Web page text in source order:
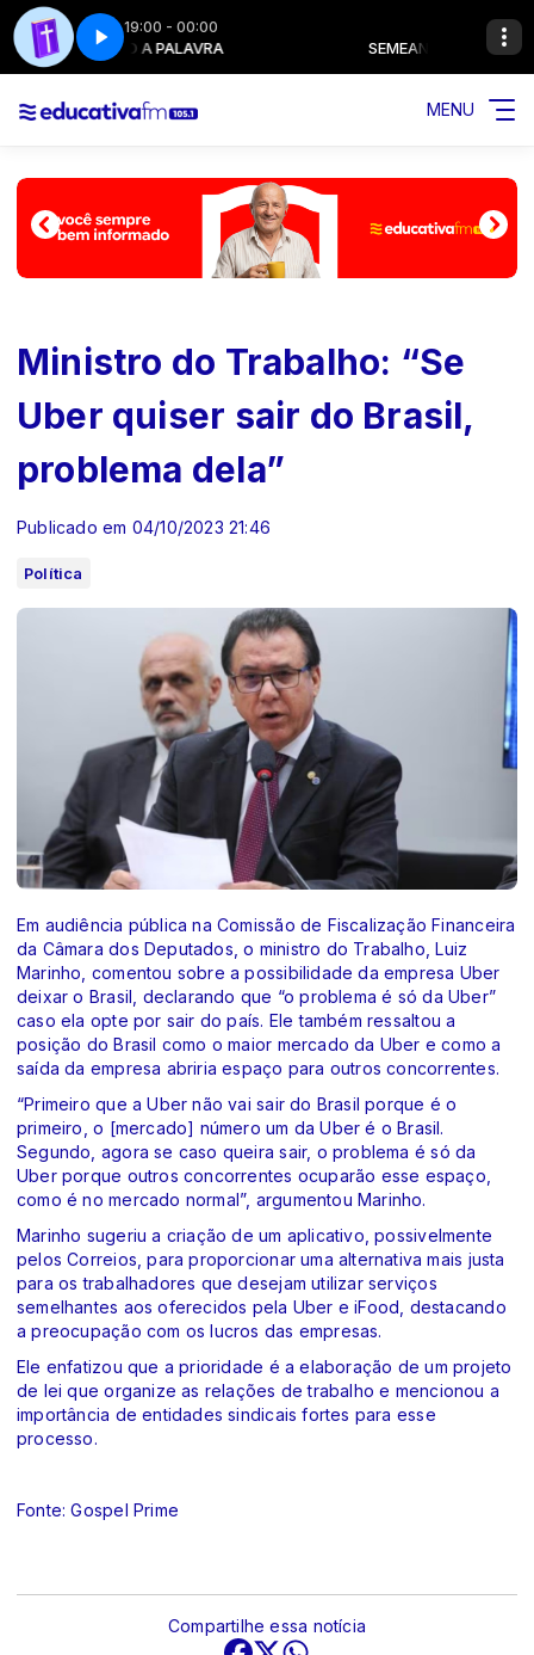
19:00 - 00:00
SEMEANDO A PALAVRA SEMEANDO A PALAVRA
MENU
Ministro do Trabalho: “Se
Uber quiser sair do Brasil,
problema dela”
Publicado em 04/10/2023 21:46
Política
Em audiência pública na Comissão de Fiscalização Financeira
da Câmara dos Deputados, o ministro do Trabalho, Luiz
Marinho, comentou sobre a possibilidade da empresa Uber
deixar o Brasil, declarando que “o problema é só da Uber”
caso ela opte por sair do país. Ele também ressaltou a
posição do Brasil como o maior mercado da Uber e como a
saída da empresa abriria espaço para outros concorrentes.
“Primeiro que a Uber não vai sair do Brasil porque é o
primeiro, o [mercado] número um da Uber é o Brasil.
Segundo, agora se caso queira sair, o problema é só da
Uber porque outros concorrentes ocuparão esse espaço,
como é no mercado normal”, argumentou Marinho.
Marinho sugeriu a criação de um aplicativo, possivelmente
pelos Correios, para proporcionar uma alternativa mais justa
para os trabalhadores que desejam utilizar serviços
semelhantes aos oferecidos pela Uber e iFood, destacando
a preocupação com os lucros das empresas.
Ele enfatizou que a prioridade é a elaboração de um projeto
de lei que organize as relações de trabalho e mencionou a
importância de entidades sindicais fortes para esse
processo.
Fonte:Gospel Prime
Compartilhe essa notícia